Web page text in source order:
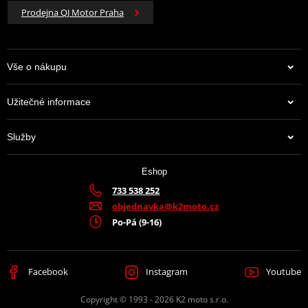
Prodejna QJ Motor Praha
Vše o nákupu
Užitečné informace
Služby
Eshop
733 538 252
objednavka@k2moto.cz
Po-Pá (9-16)
Facebook Instagram Youtube
Copyright © 1993 - 2026 K2 moto s.r.o.